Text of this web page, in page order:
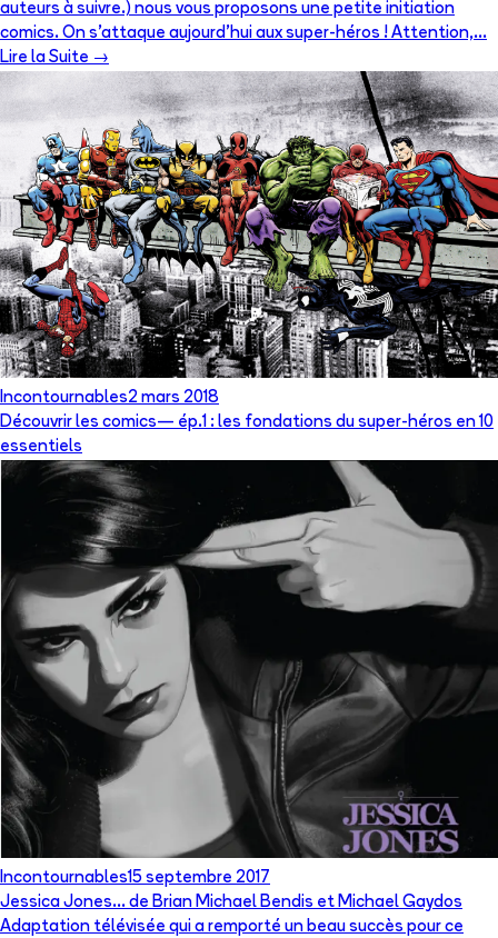
auteurs à suivre.) nous vous proposons une petite initiation
comics. On s’attaque aujourd’hui aux super-héros ! Attention,…
Lire la Suite →
Incontournables2 mars 2018
Découvrir les comics— ép.1 : les fondations du super-héros en 10
essentiels
Incontournables15 septembre 2017
Jessica Jones… de Brian Michael Bendis et Michael Gaydos
Adaptation télévisée qui a remporté un beau succès pour ce